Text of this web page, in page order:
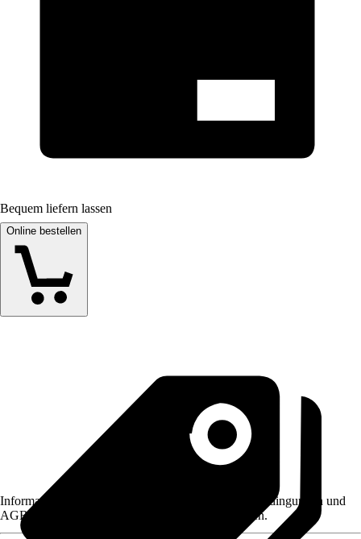
Bequem liefern lassen
Online bestellen
Informationen des Verkäufers, wie z. B. Rückgabebedingungen und
AGB, finden Sie bei Klick auf den Verkäufernamen.